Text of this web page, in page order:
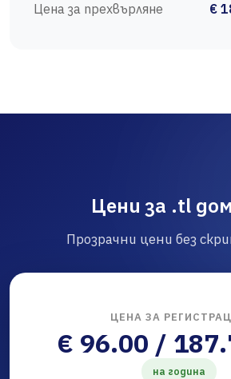
Цена за прехвърляне
€
Цени за .tl
Прозрачни цени без
ЦЕНА ЗА
€ 96.00 /
на година